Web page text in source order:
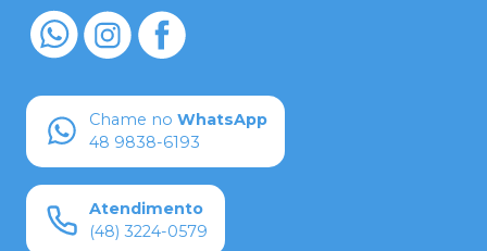
Chame no WhatsApp
48 9838-6193
Atendimento
(48) 3224-0579